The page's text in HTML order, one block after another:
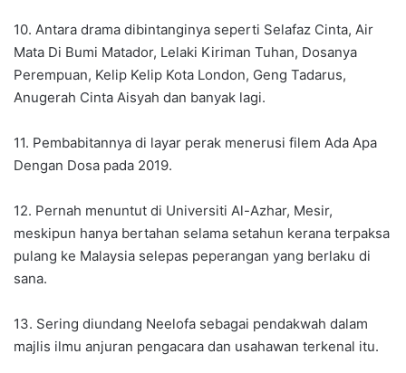
10. Antara drama dibintanginya seperti Selafaz Cinta, Air
Mata Di Bumi Matador, Lelaki Kiriman Tuhan, Dosanya
Perempuan, Kelip Kelip Kota London, Geng Tadarus,
Anugerah Cinta Aisyah dan banyak lagi.
11. Pembabitannya di layar perak menerusi filem Ada Apa
Dengan Dosa pada 2019.
12. Pernah menuntut di Universiti Al-Azhar, Mesir,
meskipun hanya bertahan selama setahun kerana terpaksa
pulang ke Malaysia selepas peperangan yang berlaku di
sana.
13. Sering diundang Neelofa sebagai pendakwah dalam
majlis ilmu anjuran pengacara dan usahawan terkenal itu.